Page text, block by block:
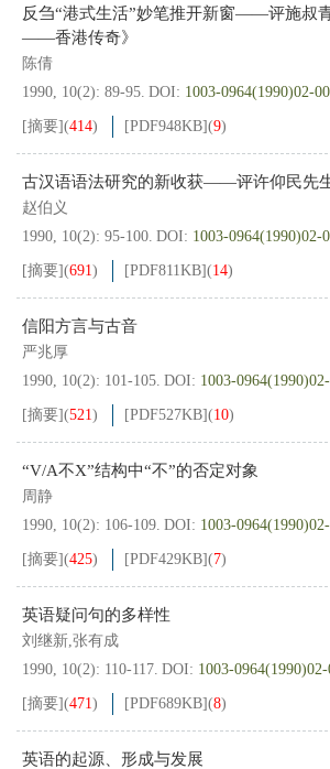
反刍“港式生活”妙笔推开新窗——评施叔
——香港传奇》
陈倩
1990, 10(2): 89-95. DOI: 1003-0964(1990)02-
[摘要](414) [PDF948KB](9)
古汉语语法研究的新收获——评许仰民先
赵伯义
1990, 10(2): 95-100. DOI: 1003-0964(1990)02-
[摘要](691) [PDF811KB](14)
信阳方言与古音
严兆厚
1990, 10(2): 101-105. DOI: 1003-
[摘要](521) [PDF527KB](10)
“V/A不X”结构中“不”的否定对象
周静
1990, 10(2): 106-109. DOI: 1003-
[摘要](425) [PDF429KB](7)
英语疑问句的多样性
刘继新,张有成
1990, 10(2): 110-117. DOI: 1003-
[摘要](471) [PDF689KB](8)
英语的起源、形成与发展